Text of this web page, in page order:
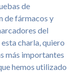
de
de fármacos y
del
charla, quiero
más importantes
hemos utilizado